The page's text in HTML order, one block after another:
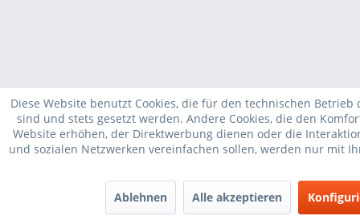
Diese Website benutzt Cookies, die für den technischen
sind und stets gesetzt werden. Andere Cookies, die den
Website erhöhen, der Direktwerbung dienen oder die
und sozialen Netzwerken vereinfachen sollen, werden nur mit
Ablehnen Alle akzeptieren